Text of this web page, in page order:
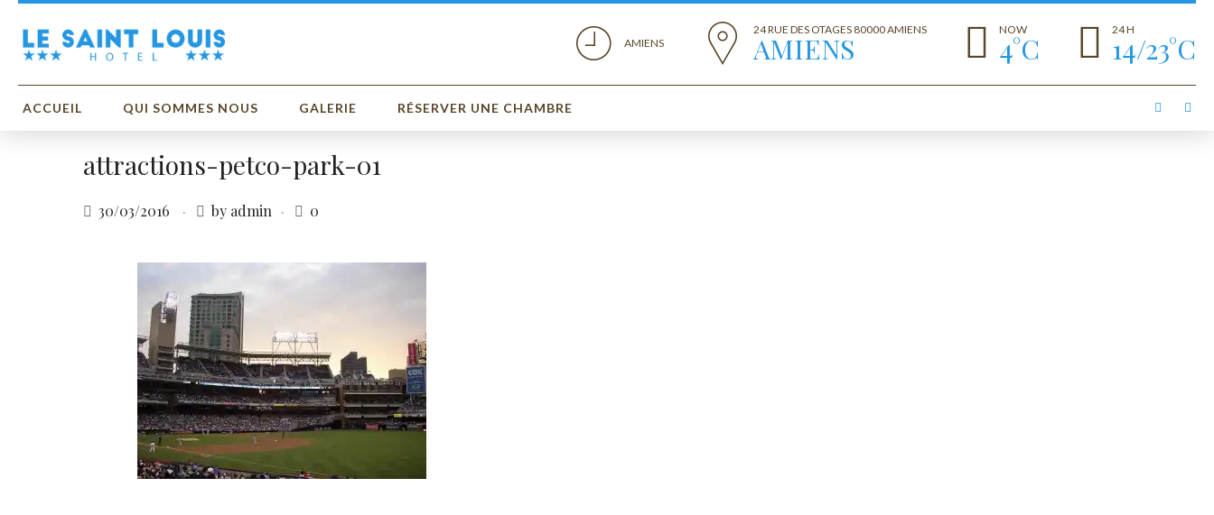
AMIENS
24 RUE DES OTAGES 80000 AMIENS
AMIENS
NOW
4°C
24 H
14/23°C
ACCUEIL QUI SOMMES NOUS GALERIE RÉSERVER UNE CHAMBRE
attractions-petco-park-01
30/03/2016 by admin 0